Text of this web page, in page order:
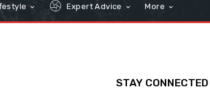
Expert Advice More
STAY CONNECTED